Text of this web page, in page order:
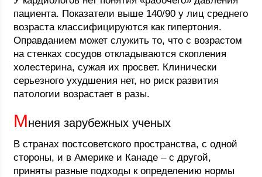
пациента. Показатели выше 140/90 у лиц среднего
возраста классифицируются как гипертония.
Оправданием может служить то, что с возрастом
на стенках сосудов откладываются скопления
холестерина, сужая их просвет. Клинически
серьезного ухудшения нет, но риск развития
патологии возрастает в разы.
Мнения зарубежных ученых
В странах постсоветского пространства, с одной
стороны, и в Америке и Канаде – с другой,
приняты разные подходы к определению нормы